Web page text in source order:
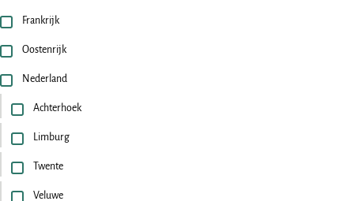
Frankrijk
Oostenrijk
Nederland
Achterhoek
Limburg
Twente
Veluwe